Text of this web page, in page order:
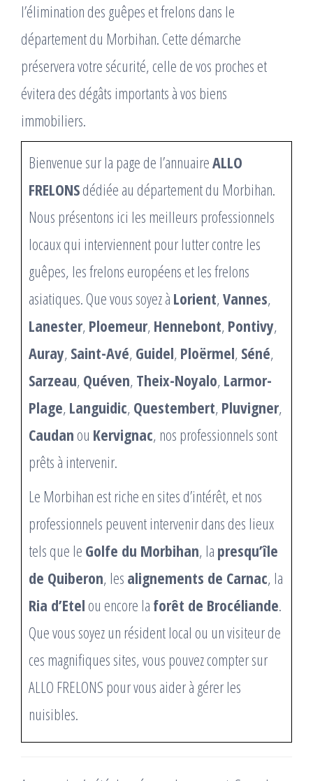
l’élimination des guêpes et frelons dans le
département du Morbihan. Cette démarche
préservera votre sécurité, celle de vos proches et
évitera des dégâts importants à vos biens
immobiliers.
Bienvenue sur la page de l’annuaireALLO
FRELONSdédiée au département du Morbihan.
Nous présentons ici les meilleurs professionnels
locaux qui interviennent pour lutter contre les
guêpes, les frelons européens et les frelons
asiatiques. Que vous soyez à Lorient,Vannes,
Lanester, Ploemeur, Hennebont, Pontivy,
Auray, Saint-Avé, Guidel, Ploërmel, Séné,
Sarzeau, Quéven, Theix-Noyalo, Larmor-
Plage, Languidic, Questembert, Pluvigner,
Caudan ou Kervignac, nos professionnels sont
prêts à intervenir.
Le Morbihan est riche en sites d’intérêt, et nos
professionnels peuvent intervenir dans des lieux
tels que le Golfe du Morbihan, la presqu’île
de Quiberon, les alignements de Carnac, la
Ria d’Etel ou encore la forêt de Brocéliande.
Que vous soyez un résident local ou un visiteur de
ces magnifiques sites, vous pouvez compter sur
ALLO FRELONS pour vous aider à gérer les
nuisibles.